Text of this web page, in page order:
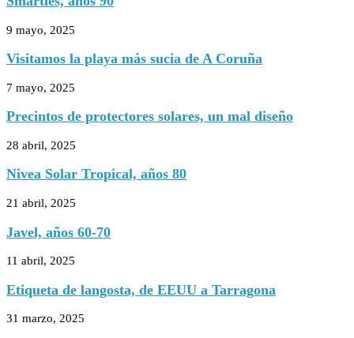
9 mayo, 2025
Visitamos la playa más sucia de A Coruña
7 mayo, 2025
Precintos de protectores solares, un mal diseño
28 abril, 2025
Nivea Solar Tropical, años 80
21 abril, 2025
Javel, años 60-70
11 abril, 2025
Etiqueta de langosta, de EEUU a Tarragona
31 marzo, 2025